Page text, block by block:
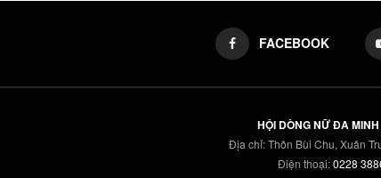
FACEBOOK
HỘI DÒNG NỮ ĐA
Địa chỉ: Thôn Bùi Chu, Xuân
Điện thoại:0228